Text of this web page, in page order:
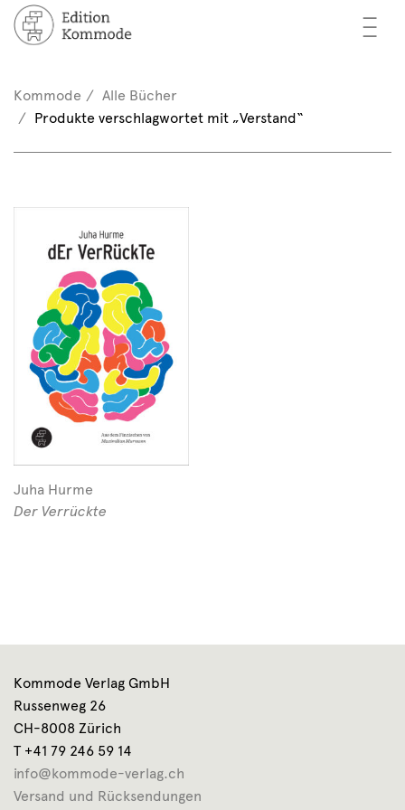
—
—
—
/ Registrieren
(0)
Kommode
Alle Bücher
Produkte verschlagwortet mit „Verstand“
Juha Hurme
Der Verrückte
Kommode Verlag GmbH
Russenweg 26
CH-8008 Zürich
T +41 79 246 59 14
info@kommode-verlag.ch
Versand und Rücksendungen